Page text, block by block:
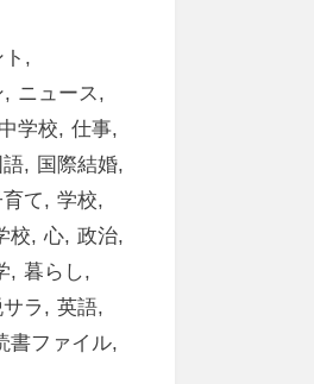
ニュース
中学校
仕事
語
国際結婚
て
学校
校 心 政治
暮らし
ラ
英語
書ファイル